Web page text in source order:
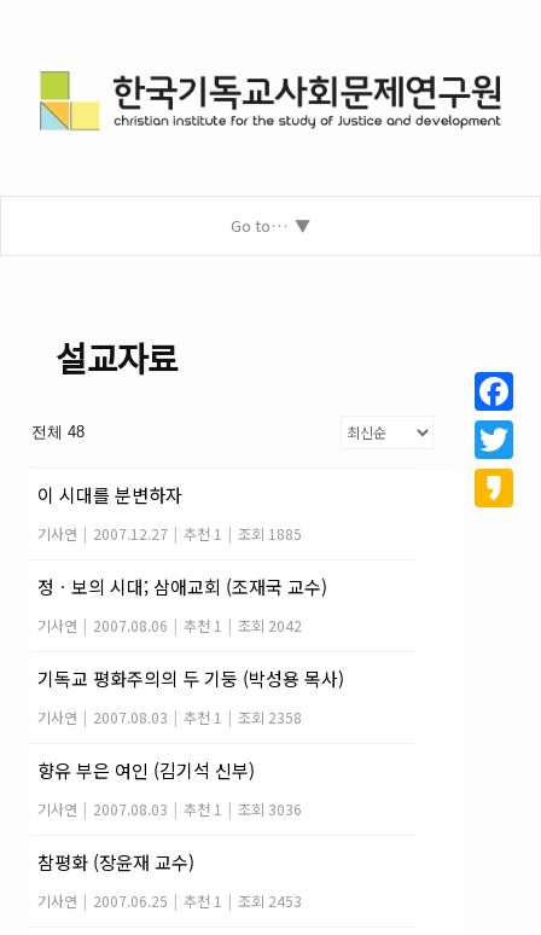
Go to…
설교자료
전체 48
이 시대를 분변하자
기사연 | 2007.12.27 | 추천 1 | 조회 1885
정ㆍ보의 시대; 삼애교회 (조재국 교수)
기사연 | 2007.08.06 | 추천 1 | 조회 2042
기독교 평화주의의 두 기둥 (박성용 목사)
기사연 | 2007.08.03 | 추천 1 | 조회 2358
향유 부은 여인 (김기석 신부)
기사연 | 2007.08.03 | 추천 1 | 조회 3036
참평화 (장윤재 교수)
기사연 | 2007.06.25 | 추천 1 | 조회 2453
Twitter